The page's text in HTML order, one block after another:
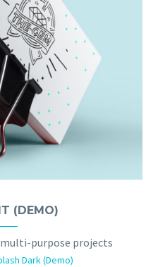
(DEMO)
purpose projects
Dark (Demo)